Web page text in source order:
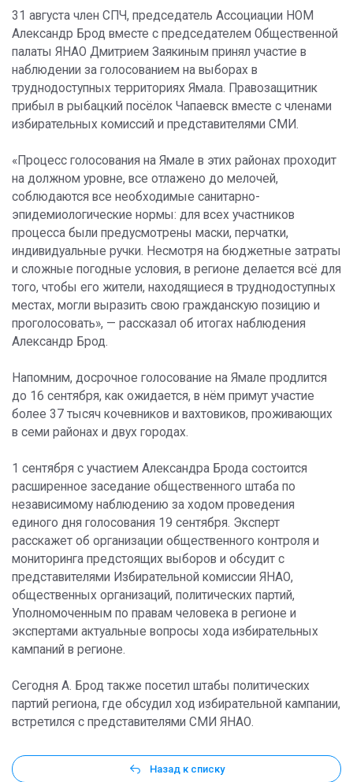
31 августа член СПЧ, председатель Ассоциации НОМ
Александр Брод вместе с председателем Общественной
палаты ЯНАО Дмитрием Заякиным принял участие в
наблюдении за голосованием на выборах в
труднодоступных территориях Ямала. Правозащитник
прибыл в рыбацкий посёлок Чапаевск вместе с членами
избирательных комиссий и представителями СМИ.
«Процесс голосования на Ямале в этих районах проходит
на должном уровне, все отлажено до мелочей,
соблюдаются все необходимые санитарно-
эпидемиологические нормы: для всех участников
процесса были предусмотрены маски, перчатки,
индивидуальные ручки. Несмотря на бюджетные затраты
и сложные погодные условия, в регионе делается всё для
того, чтобы его жители, находящиеся в труднодоступных
местах, могли выразить свою гражданскую позицию и
проголосовать», — рассказал об итогах наблюдения
Александр Брод.
Напомним, досрочное голосование на Ямале продлится
до 16 сентября, как ожидается, в нём примут участие
более 37 тысяч кочевников и вахтовиков, проживающих
в семи районах и двух городах.
1 сентября с участием Александра Брода состоится
расширенное заседание общественного штаба по
независимому наблюдению за ходом проведения
единого дня голосования 19 сентября. Эксперт
расскажет об организации общественного контроля и
мониторинга предстоящих выборов и обсудит с
представителями Избирательной комиссии ЯНАО,
общественных организаций, политических партий,
Уполномоченным по правам человека в регионе и
экспертами актуальные вопросы хода избирательных
кампаний в регионе.
Сегодня А. Брод также посетил штабы политических
партий региона, где обсудил ход избирательной кампании,
встретился с представителями СМИ ЯНАО.
Назад к списку